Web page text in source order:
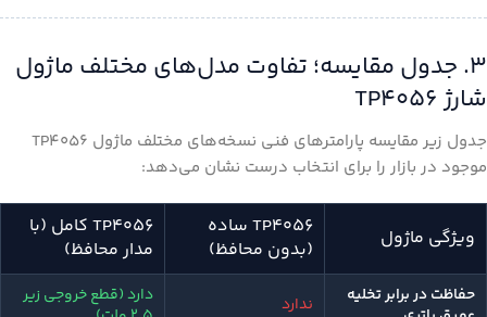
۳. جدول مقایسه؛ تفاوت مدل‌های مختلف ماژول
شارژ TP4056
جدول زیر مقایسه پارامترهای فنی نسخه‌های مختلف ماژول TP4056
موجود در بازار را برای انتخاب درست نشان می‌دهد:
ویژگی ماژول
TP4056 ساده
(بدون محافظ)
TP4056 کامل (با
مدار محافظ)
حفاظت در برابر تخلیه
ندارد
دارد (قطع خروجی زیر